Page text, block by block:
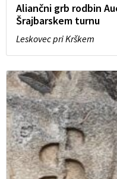
Aliančni grb rodbin
Šrajbarskem turnu
Leskovec pri Krškem